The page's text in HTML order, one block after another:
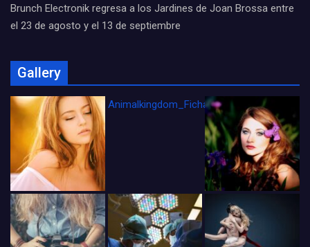
Brunch Electronik regresa a los Jardines de Joan Brossa entre
el 23 de agosto y el 13 de septiembre
Gallery
Animalkingdom_FichaCine